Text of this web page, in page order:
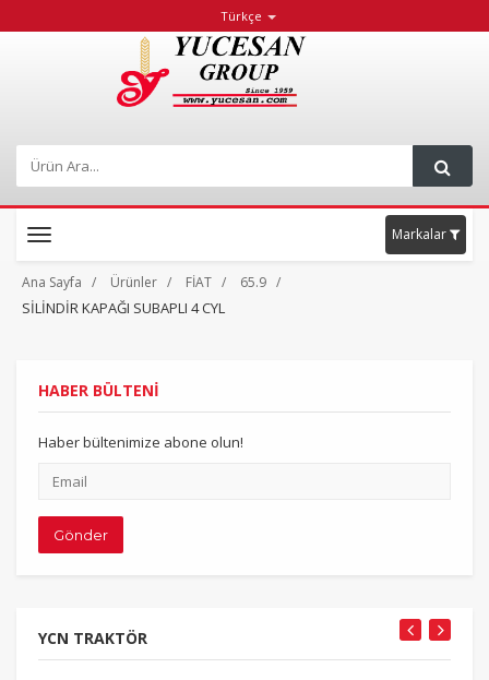
Türkçe
Toggle
Markalar
Ana Sayfa Ürünler FİAT 65.9
SİLİNDİR KAPAĞI SUBAPLI 4 CYL
HABER BÜLTENİ
Haber bültenimize abone olun!
adresiniz
Gönder
YCN TRAKTÖR